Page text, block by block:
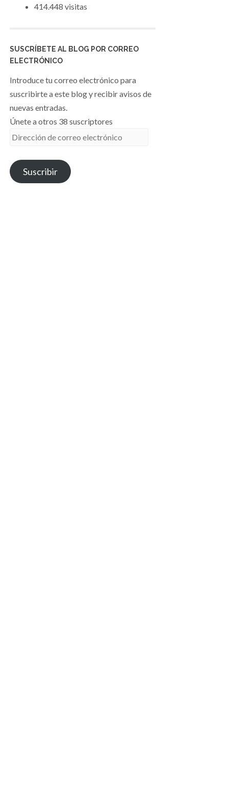
414.448 visitas
SUSCRÍBETE AL BLOG POR CORREO
ELECTRÓNICO
Introduce tu correo electrónico para
suscribirte a este blog y recibir avisos de
nuevas entradas.
Únete a otros 38 suscriptores
Dirección
correo
electrónico
Suscribir